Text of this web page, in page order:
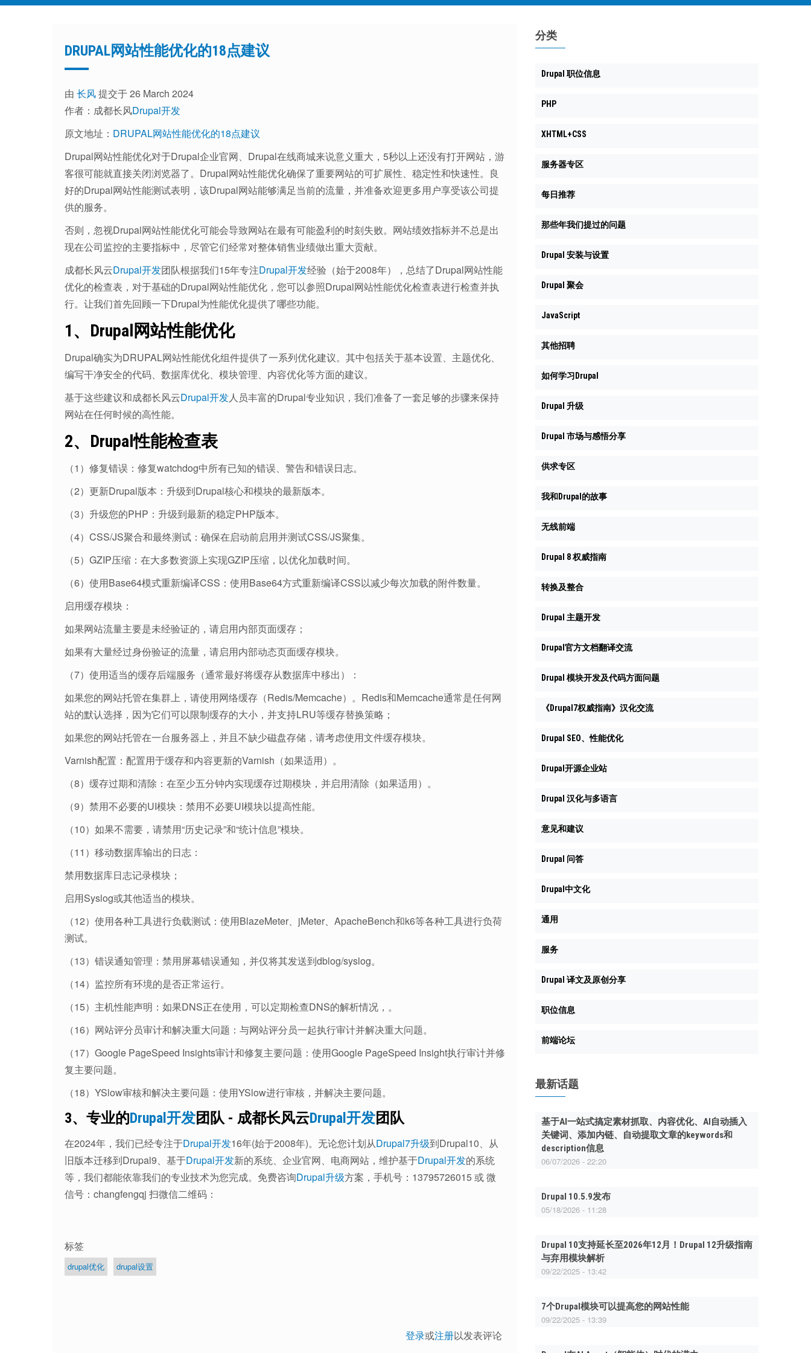
DRUPAL网站性能优化的18点建议
由 长风提交于 26 March 2024
作者：成都长风Drupal开发
原文地址： DRUPAL网站性能优化的18点建议
Drupal网站性能优化对于Drupal企业官网、Drupal在线商城来说意义重大，5秒以上还没有打开网站，游
客很可能就直接关闭浏览器了。Drupal网站性能优化确保了重要网站的可扩展性、稳定性和快速性。良
好的Drupal网站性能测试表明，该Drupal网站能够满足当前的流量，并准备欢迎更多用户享受该公司提
供的服务。
否则，忽视Drupal网站性能优化可能会导致网站在最有可能盈利的时刻失败。网站绩效指标并不总是出
现在公司监控的主要指标中，尽管它们经常对整体销售业绩做出重大贡献。
成都长风云Drupal开发团队根据我们15年专注Drupal开发经验（始于2008年），总结了Drupal网站性能
优化的检查表，对于基础的Drupal网站性能优化，您可以参照Drupal网站性能优化检查表进行检查并执
行。让我们首先回顾一下Drupal为性能优化提供了哪些功能。
1、Drupal网站性能优化
Drupal确实为DRUPAL网站性能优化组件提供了一系列优化建议。其中包括关于基本设置、主题优化、
编写干净安全的代码、数据库优化、模块管理、内容优化等方面的建议。
基于这些建议和成都长风云Drupal开发人员丰富的Drupal专业知识，我们准备了一套足够的步骤来保持
网站在任何时候的高性能。
2、Drupal性能检查表
（1）修复错误：修复watchdog中所有已知的错误、警告和错误日志。
（2）更新Drupal版本：升级到Drupal核心和模块的最新版本。
（3）升级您的PHP：升级到最新的稳定PHP版本。
（4）CSS/JS聚合和最终测试：确保在启动前启用并测试CSS/JS聚集。
（5）GZIP压缩：在大多数资源上实现GZIP压缩，以优化加载时间。
（6）使用Base64模式重新编译CSS：使用Base64方式重新编译CSS以减少每次加载的附件数量。
启用缓存模块：
如果网站流量主要是未经验证的，请启用内部页面缓存；
如果有大量经过身份验证的流量，请启用内部动态页面缓存模块。
（7）使用适当的缓存后端服务（通常最好将缓存从数据库中移出）：
如果您的网站托管在集群上，请使用网络缓存（Redis/Memcache）。Redis和Memcache通常是任何网
站的默认选择，因为它们可以限制缓存的大小，并支持LRU等缓存替换策略；
如果您的网站托管在一台服务器上，并且不缺少磁盘存储，请考虑使用文件缓存模块。
Varnish配置：配置用于缓存和内容更新的Varnish（如果适用）。
（8）缓存过期和清除：在至少五分钟内实现缓存过期模块，并启用清除（如果适用）。
（9）禁用不必要的UI模块：禁用不必要UI模块以提高性能。
（10）如果不需要，请禁用“历史记录”和“统计信息”模块。
（11）移动数据库输出的日志：
禁用数据库日志记录模块；
启用Syslog或其他适当的模块。
（12）使用各种工具进行负载测试：使用BlazeMeter、jMeter、ApacheBench和k6等各种工具进行负荷
测试。
（13）错误通知管理：禁用屏幕错误通知，并仅将其发送到dblog/syslog。
（14）监控所有环境的是否正常运行。
（15）主机性能声明：如果DNS正在使用，可以定期检查DNS的解析情况，。
（16）网站评分员审计和解决重大问题：与网站评分员一起执行审计并解决重大问题。
（17）Google PageSpeed Insights审计和修复主要问题：使用Google PageSpeed Insight执行审计并修
复主要问题。
（18）YSlow审核和解决主要问题：使用YSlow进行审核，并解决主要问题。
3、专业的Drupal开发团队 - 成都长风云Drupal开发团队
在2024年，我们已经专注于Drupal开发16年(始于2008年)。无论您计划从Drupal7升级到Drupal10、从
旧版本迁移到Drupal9、基于Drupal开发新的系统、企业官网、电商网站，维护基于Drupal开发的系统
等，我们都能依靠我们的专业技术为您完成。免费咨询Drupal升级方案，手机号：13795726015 或 微
信号：changfengqj 扫微信二维码：
标签
drupal优化 drupal设置
登录或注册以发表评论
分类
Drupal 职位信息
PHP
XHTML+CSS
服务器专区
每日推荐
那些年我们提过的问题
Drupal 安装与设置
Drupal 聚会
JavaScript
其他招聘
如何学习Drupal
Drupal 升级
Drupal 市场与感悟分享
供求专区
我和Drupal的故事
无线前端
Drupal 8 权威指南
转换及整合
Drupal 主题开发
Drupal官方文档翻译交流
Drupal 模块开发及代码方面问题
《Drupal7权威指南》汉化交流
Drupal SEO、性能优化
Drupal开源企业站
Drupal 汉化与多语言
意见和建议
Drupal 问答
Drupal中文化
通用
服务
Drupal 译文及原创分享
职位信息
前端论坛
最新话题
基于AI一站式搞定素材抓取、内容优化、AI自动插入
关键词、添加内链、自动提取文章的keywords和
description信息
06/07/2026 - 22:20
Drupal 10.5.9发布
05/18/2026 - 11:28
Drupal 10支持延长至2026年12月！Drupal 12升级指南
与弃用模块解析
09/22/2025 - 13:42
7个Drupal模块可以提高您的网站性能
09/22/2025 - 13:39